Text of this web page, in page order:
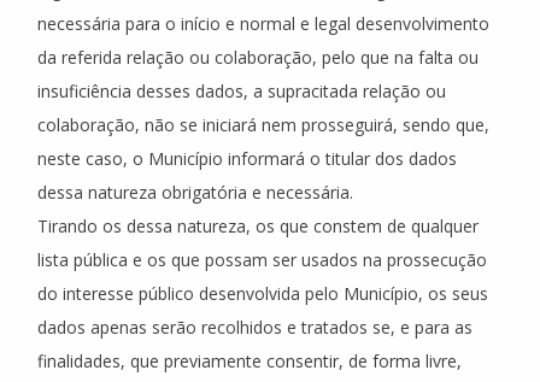
necessária para o início e normal e legal desenvolvimento
da referida relação ou colaboração, pelo que na falta ou
insuficiência desses dados, a supracitada relação ou
colaboração, não se iniciará nem prosseguirá, sendo que,
neste caso, o Município informará o titular dos dados
dessa natureza obrigatória e necessária.
Tirando os dessa natureza, os que constem de qualquer
lista pública e os que possam ser usados na prossecução
do interesse público desenvolvida pelo Município, os seus
dados apenas serão recolhidos e tratados se, e para as
finalidades, que previamente consentir, de forma livre,